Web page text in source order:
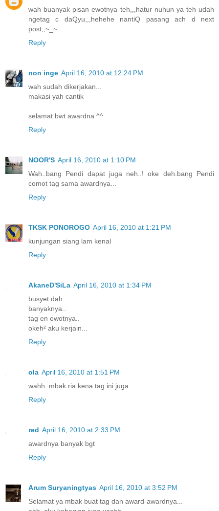
wah buanyak pisan ewotnya teh,,,hatur nuhun ya teh udah
ngetag c daQyu,,,hehehe nantiQ pasang ach d next
post,,~_~
Reply
non inge April 16, 2010 at 12:24 PM
wah sudah dikerjakan...
makasi yah cantik
selamat bwt awardna ^^
Reply
NOOR'S April 16, 2010 at 1:10 PM
Wah..bang Pendi dapat juga neh..! oke deh.bang Pendi
comot tag sama awardnya...
Reply
TKSK PONOROGO April 16, 2010 at 1:21 PM
kunjungan siang lam kenal
Reply
AkaneD'SiLa April 16, 2010 at 1:34 PM
busyet dah..
banyaknya..
tag en ewotnya..
okeh² aku kerjain...
Reply
ola April 16, 2010 at 1:51 PM
wahh. mbak ria kena tag ini juga
Reply
red April 16, 2010 at 2:33 PM
awardnya banyak bgt
Reply
Arum Suryaningtyas April 16, 2010 at 3:52 PM
Selamat ya mbak buat tag dan award-awardnya...